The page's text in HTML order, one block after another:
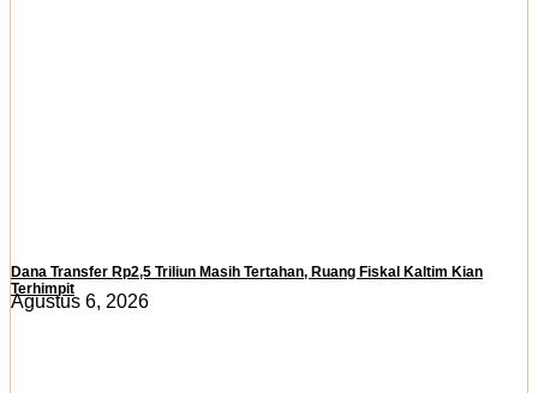
Dana Transfer Rp2,5 Triliun Masih Tertahan, Ruang Fiskal Kaltim Kian
Terhimpit
Agustus 6, 2026